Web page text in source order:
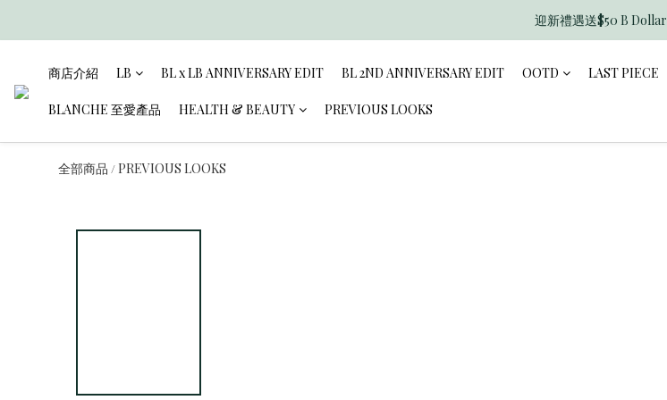
香港訂單滿$600免運費
迎新禮遇送$50 B Dollar
商店介紹 LB BL x LB ANNIVERSARY EDIT BL 2ND ANNIVERSARY EDIT OOTD LAST PIECE
BLANCHE 至愛產品 HEALTH & BEAUTY PREVIOUS LOOKS
全部商品 /PREVIOUS LOOKS